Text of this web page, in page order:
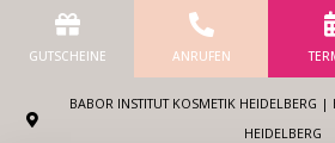
GUTSCHEINE ANRUFEN
BABOR INSTITUT KOSMETIK HEIDELBERG |
EIDELBERG